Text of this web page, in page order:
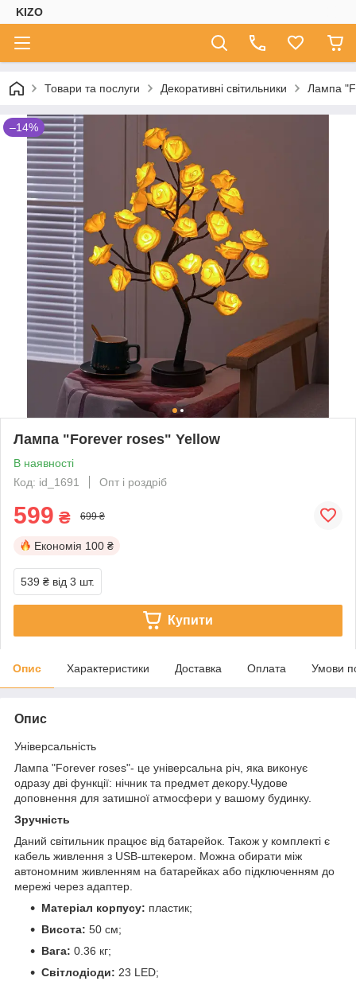
KIZO
Товари та послуги Декоративні світильники Лампа
–14%
Лампа "Forever roses" Yellow
В наявності
Код: id_1691
Опт і роздріб
599 ₴ 699 ₴
Економія 100 ₴
539 ₴ від 3 шт.
Купити
Опис Характеристики Доставка Оплата Умови
Опис
Універсальність
Лампа "Forever roses"- це універсальна річ, яка виконує
одразу дві функції: нічник та предмет декору.Чудове
доповнення для затишної атмосфери у вашому будинку.
Зручність
Даний світильник працює від батарейок. Також у комплекті є
кабель живлення з USB-штекером. Можна обирати між
автономним живленням на батарейках або підключенням до
мережі через адаптер.
Матеріал корпусу: пластик;
Висота: 50 см;
Вага: 0.36 кг;
Світлодіоди: 23 LED;